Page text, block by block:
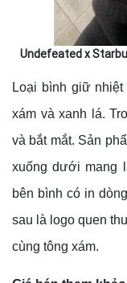
Undefeated x
Loại bình giữ
xám và xanh lá.
và bắt mắt. Sản
xuống dưới mang
bên bình có in
sau là logo quen
cùng tông xám.